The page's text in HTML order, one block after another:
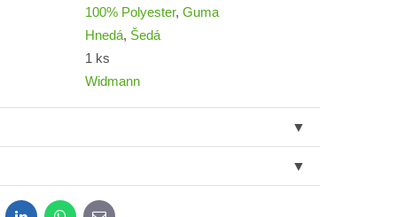
100% Polyester, Guma
Hnedá, Šedá
1 ks
Widmann